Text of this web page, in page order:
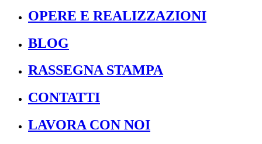
OPERE E REALIZZAZIONI
BLOG
RASSEGNA STAMPA
CONTATTI
LAVORA CON NOI